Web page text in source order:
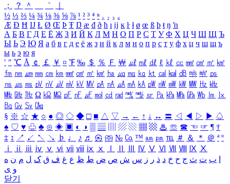
；
？ ＾ ｀
½ ⅓ ⅔ ¼ ¾ ⅛ ⅜ ⅝ ⅞ ¹ ² ³ ⁴ ⁿ ₁ ₂ ₃ ₄
Æ Ð Ħ Ĳ Ł Ø Œ Þ Ŧ Ŋ æ đ ð ħ ı ĳ ĸ ŀ ł ø œ ß þ ŧ ŋ ŉ
А Б В Г Д Е Ё Ж З И Й К Л М Н О П Р С Т У Ф Х Ц Ч Ш Щ Ъ
Ы Ь Э Ю Я а б в г д е ё ж з и й к л м н о п р с т у ф х ц ч ш щ ъ
ы ь э ю я
′ ″ ℃ Å ￠ ￡ ￥ ¤ ℉ ‰ ＄ ％ Ｆ ￦ ㎕ ㎖ ㎗ ℓ ㎘ ㏄ ㎣ ㎤ ㎥ ㎦
㎙ ㎚ ㎛ ㎜ ㎝ ㎞ ㎟ ㎠ ㎡ ㎢ ㏊ ㎍ ㎎ ㎏ ㏏ ㎈ ㎉ ㏈ ㎧ ㎨ ㎰
㎱ ㎲ ㎳ ㎴ ㎵ ㎶ ㎷ ㎸ ㎹ ㎀ ㎁ ㎂ ㎃ ㎄ ㎺ ㎻ ㎽ ㎾ ㎿ ㎐ ㎑
㎒ ㎓ ㎔ Ω ㏀ ㏁ ㎊ ㎋ ㎌ ㏖ ㏅ ㎭ ㎮ ㎯ ㏛ ㎩ ㎪ ㎫ ㎬ ㏝ ㏐
㏓
㏃ ㏉ ㏜ ㏆
§ ※ ☆ ★ ○ ● ◎ ◇ ◆ □ ■ △ ▽ → ← ↑ ↓ ↔ 〓 ◁ ◀ ▷ ▶ ♤
♠ ♡ ♥ ♧ ♣ ⊙ ◈ ▣ ◐ ◑ ▒ ▤ ▨ ▧ ▦ ▩ ♨ ☏ ☎ ☜ ☞ ¶ †
‡ ↕ ↗ ↙ ↖ ↘ ♭ ♩ ♪ ♬ ㉿ ㈜ № ㏇ ™ ㏂ ㏘ ℡ ＃ ＆ ＊ ＠ ª º
ⅰ
ⅱ ⅲ ⅳ ⅴ ⅵ ⅶ ⅷ ⅸ ⅹ Ⅳ Ⅴ Ⅵ Ⅶ Ⅷ Ⅸ Ⅹ
ب ت ث ج ح خ د ذ ر ز س ش ص ض ط ظ ع غ ف ق ک ل م ن ه
و ی
닫기